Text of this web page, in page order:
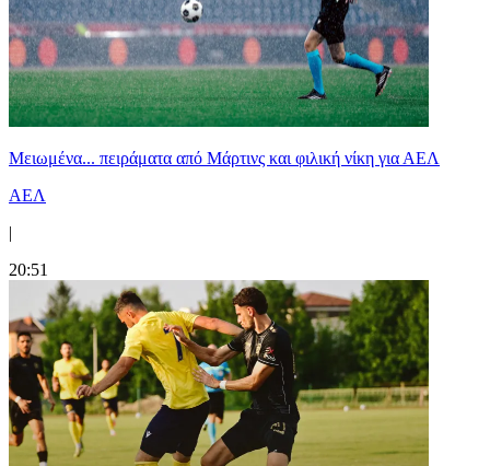
Μειωμένα... πειράματα από Μάρτινς και φιλική νίκη για ΑΕΛ
ΑΕΛ
|
20:51